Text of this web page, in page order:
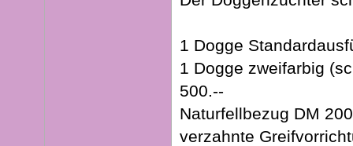
1 Dogge
1 Dogge zweifarbig
500.--
Naturfellbezug DM
verzahnte